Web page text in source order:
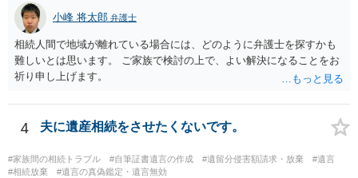
方がよいと思います。
小峰 将太郎 弁護士
相続人間で地域が離れている場合には、どのように弁護士を探すかも
難しいとは思います。 ご家族で検討の上で、よい解決になることをお
祈り申し上げます。
4 夫に遺産相続をさせたくないです。
#家族間の相続トラブル #自筆証書遺言の作成 #遺留分侵害額請求・放棄
#遺言
#相続放棄
#遺言の真偽鑑定・遺言無効